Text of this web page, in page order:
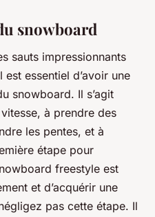
snowboard
sauts impressionnants
essentiel d’avoir une
snowboard. Il s’agit
à prendre des
les pentes, et à
étape pour
freestyle est
et d’acquérir une
pas cette étape. Il